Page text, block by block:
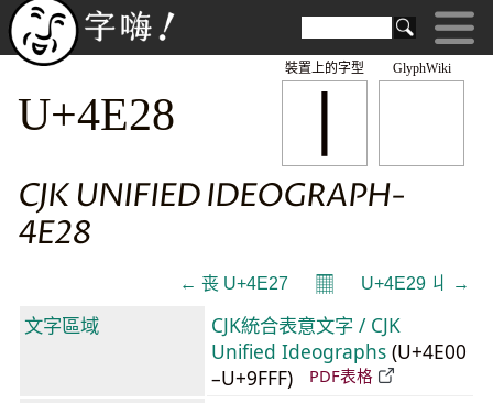
GlyphWiki
裝置上的字型
U+4E28
CJK UNIFIED IDEOGRAPH-
4E28
← 丧 U+4E27 𝄜 U+4E29 丩 →
文字區域
CJK統合表意文字 / CJK
Unified Ideographs (U+4E00
–U+9FFF)
PDF表格